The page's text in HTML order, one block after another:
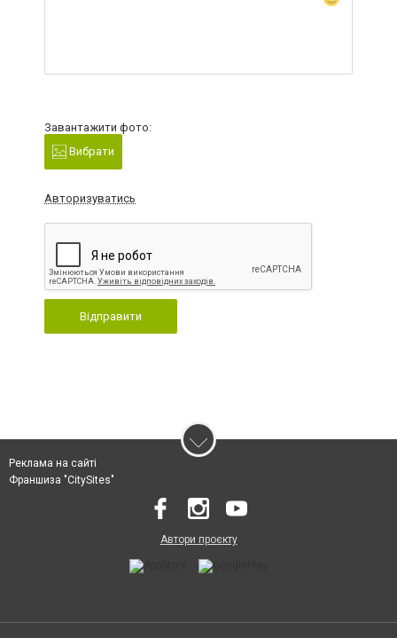
Завантажити фото:
Вибрати
Авторизуватись
Відправити
Реклама на сайті
Франшиза "CitySites"
Автори проєкту